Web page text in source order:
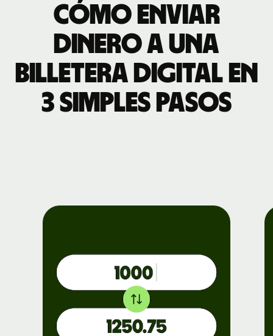
Cómo enviar
dinero a una
billetera digital en
3 simples pasos